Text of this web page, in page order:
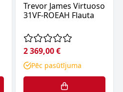
Trevor James Virtuoso
31VF-ROEAH Flauta
2 369,00 €
Pēc pasūtījuma